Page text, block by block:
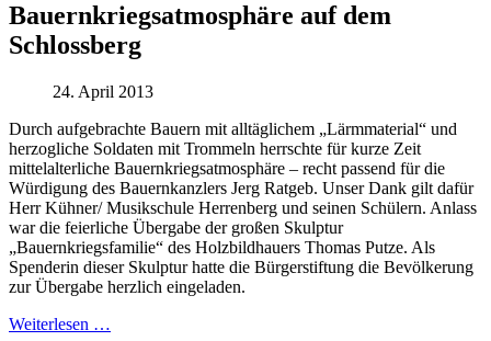
Bauernkriegsatmosphäre auf dem
Schlossberg
24. April 2013
Durch aufgebrachte Bauern mit alltäglichem „Lärmmaterial“ und
herzogliche Soldaten mit Trommeln herrschte für kurze Zeit
mittelalterliche Bauernkriegsatmosphäre – recht passend für die
Würdigung des Bauernkanzlers Jerg Ratgeb. Unser Dank gilt dafür
Herr Kühner/ Musikschule Herrenberg und seinen Schülern. Anlass
war die feierliche Übergabe der großen Skulptur
„Bauernkriegsfamilie“ des Holzbildhauers Thomas Putze. Als
Spenderin dieser Skulptur hatte die Bürgerstiftung die Bevölkerung
zur Übergabe herzlich eingeladen.
Weiterlesen …